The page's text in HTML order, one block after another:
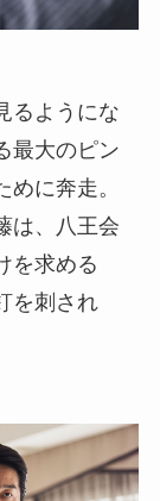
るようにな
最大のピン
に奔走。
は、八王会
を求める
を刺され